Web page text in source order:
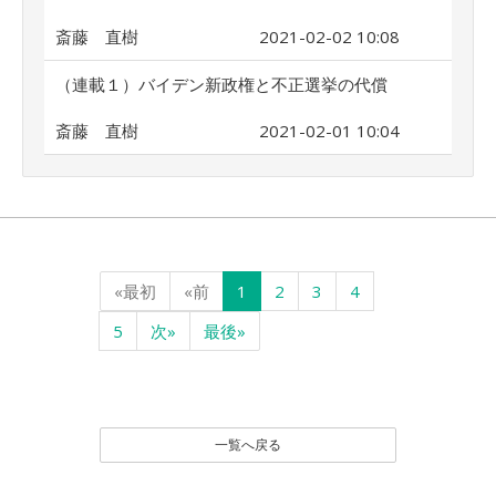
斎藤 直樹 2021-02-02 10:08
（連載１）バイデン新政権と不正選挙の代償
斎藤 直樹 2021-02-01 10:04
«最初 «前 1 2 3
4
5
次» 最後»
一覧へ戻る